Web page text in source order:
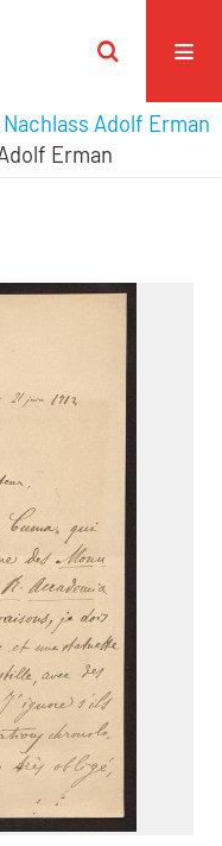
Nachlass Adolf Erman
Erman